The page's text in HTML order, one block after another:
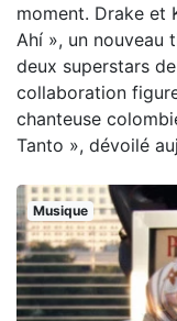
moment. Drake et
Ahí », un nouveau
deux superstars
collaboration
chanteuse
Tanto », dévoilé
Musique